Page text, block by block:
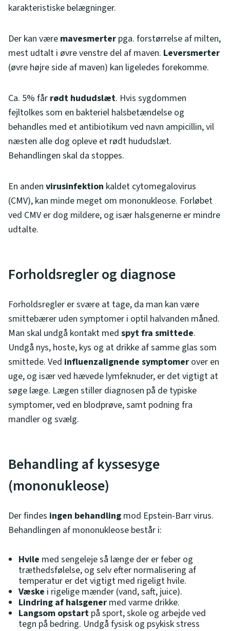
karakteristiske belægninger.
Der kan være mavesmerter pga. forstørrelse af milten,
mest udtalt i øvre venstre del af maven. Leversmerter
(øvre højre side af maven) kan ligeledes forekomme.
Ca. 5% får rødt hududslæt. Hvis sygdommen
fejltolkes som en bakteriel halsbetændelse og
behandles med et antibiotikum ved navn ampicillin, vil
næsten alle dog opleve et rødt hududslæt.
Behandlingen skal da stoppes.
En anden virusinfektion kaldet cytomegalovirus
(CMV), kan minde meget om mononukleose. Forløbet
ved CMV er dog mildere, og især halsgenerne er mindre
udtalte.
Forholdsregler og diagnose
Forholdsregler er svære at tage, da man kan være
smittebærer uden symptomer i optil halvanden måned.
Man skal undgå kontakt med spyt fra smittede.
Undgå nys, hoste, kys og at drikke af samme glas som
smittede. Ved influenzalignende symptomer over en
uge, og især ved hævede lymfeknuder, er det vigtigt at
søge læge. Lægen stiller diagnosen på de typiske
symptomer, ved en blodprøve, samt podning fra
mandler og svælg.
Behandling af kyssesyge
(mononukleose)
Der findes ingen behandling mod Epstein-Barr virus.
Behandlingen af mononukleose består i:
Hvile med sengeleje så længe der er feber og
træthedsfølelse, og selv efter normalisering af
temperatur er det vigtigt med rigeligt hvile.
Væske i rigelige mænder (vand, saft, juice).
Lindring af halsgener med varme drikke.
Langsom opstart på sport, skole og arbejde ved
tegn på bedring. Undgå fysisk og psykisk stress